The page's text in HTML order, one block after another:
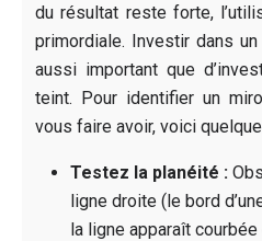
du résultat reste forte,
primordiale. Investir dans
aussi important que
teint. Pour identifier un
vous faire avoir, voici
Testez la planéité :
ligne droite (le bord
la ligne apparaît